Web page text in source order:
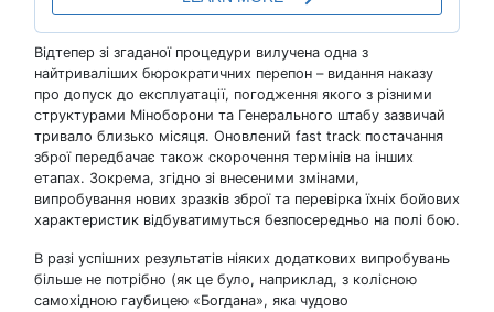
Відтепер зі згаданої процедури вилучена одна з
найтриваліших бюрократичних перепон – видання наказу
про допуск до експлуатації, погодження якого з різними
структурами Міноборони та Генерального штабу зазвичай
тривало близько місяця. Оновлений fast track постачання
зброї передбачає також скорочення термінів на інших
етапах. Зокрема, згідно зі внесеними змінами,
випробування нових зразків зброї та перевірка їхніх бойових
характеристик відбуватимуться безпосередньо на полі бою.
В разі успішних результатів ніяких додаткових випробувань
більше не потрібно (як це було, наприклад, з колісною
самохідною гаубицею «Богдана», яка чудово